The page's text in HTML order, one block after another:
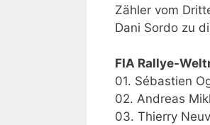
Zähler vom
Dani Sordo zu
FIA Rallye-
01. Sébastien
02. Andreas
03. Thierry